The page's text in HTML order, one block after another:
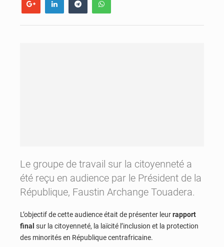
Le groupe de travail sur la citoyenneté a
été reçu en audience par le Président de la
République, Faustin Archange Touadera.
L’objectif de cette audience était de présenter leurrapport
final sur la citoyenneté, la laïcité l’inclusion et la protection
des minorités en République centrafricaine.